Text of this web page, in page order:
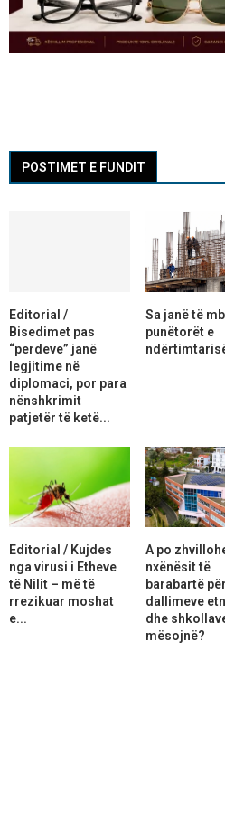
POSTIMET E FUNDIT
Editorial /
Bisedimet pas
“perdeve” janë
legjitime në
diplomaci, por para
nënshkrimit
patjetër të ketë...
Sa janë të
punëtorët e
Editorial / Kujdes
nga virusi i Etheve
të Nilit – më të
rrezikuar moshat
e...
A po
nxënësit të
barabartë
dallimeve
dhe
mësojnë?